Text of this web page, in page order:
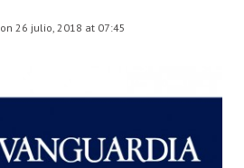
on 26 julio, 2018 at 07:45